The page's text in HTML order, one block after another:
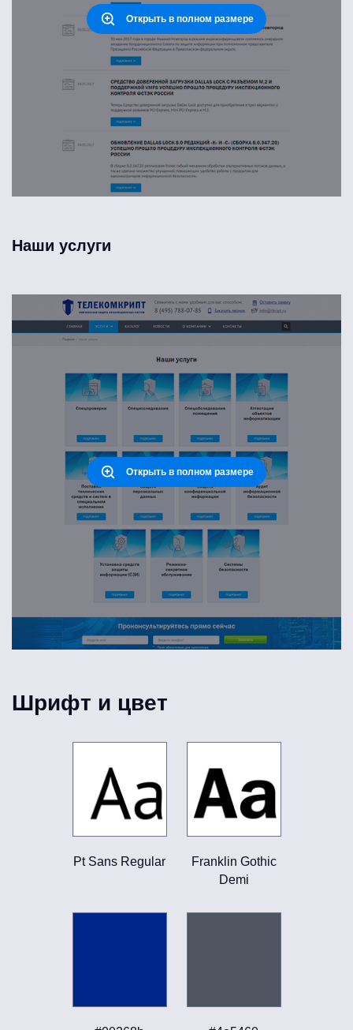
Открыть в полном размере
Наши услуги
Открыть в полном размере
Шрифт и цвет
Pt Sans Regular
Franklin Gothic
Demi